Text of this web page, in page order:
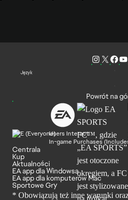
Język
Powrót na
Users Interact
In-game Purchases
Centrala
Kup
Aktualności
EA app dla Windowsa
EA app dla komputerów Mac
Sportowe Gry
* Obowiązują też inne warunki